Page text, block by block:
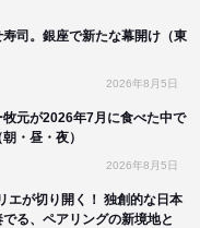
司。銀座で新たな幕開け（東
2026年8月5日
元が2026年7月に食べた中で
・昼・夜）
2026年8月5日
エが切り開く！ 独創的な日本
る、ペアリングの新境地と